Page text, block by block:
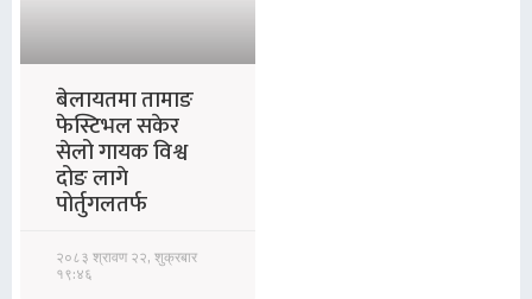
बेलायतमा तामाङ
फेस्टिभल सकेर
सेलो गायक विश्व
दोङ लागे
पोर्तुगलतर्फ
२०८३ श्रावण २२, शुक्रबार
१९:४६